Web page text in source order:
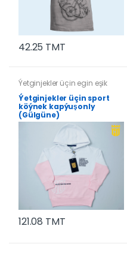
42.25 TMT
Ýetginjekler üçin egin eşik
Ýetginjekler üçin sport
köýnek kapýuşonly
(Gülgüne)
121.08 TMT